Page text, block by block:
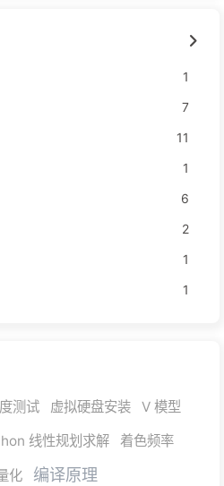
1
7
11
1
6
2
1
1
测试 虚拟硬盘安装
V 模型
线性规划求解 着色频率
化 编译原理